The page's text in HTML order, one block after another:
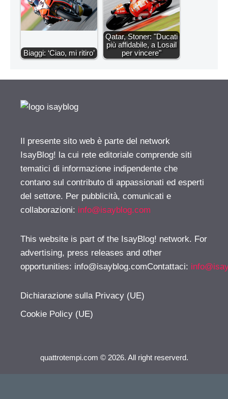
Biaggi: ‘Ciao, mi ritiro’
Qatar, Stoner: "Ducati
più affidabile, a Losail
per vincere"
Il presente sito web è parte del network
IsayBlog! la cui rete editoriale comprende siti
tematici di informazione indipendente che
contano sul contributo di appassionati ed esperti
del settore. Per pubblicità, comunicati e
collaborazioni: info@isayblog.com
This website is part of the IsayBlog! network. For
advertising, press releases and other
opportunities: info@isayblog.comContattaci:
Dichiarazione sulla Privacy (UE)
Cookie Policy (UE)
quattrotempi.com © 2026. All right reserverd.